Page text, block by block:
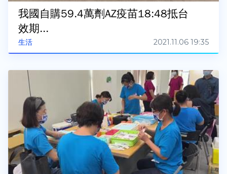
生活
我國自購59.4萬劑AZ疫苗18:48抵台
效期...
2021.11.06 19:35